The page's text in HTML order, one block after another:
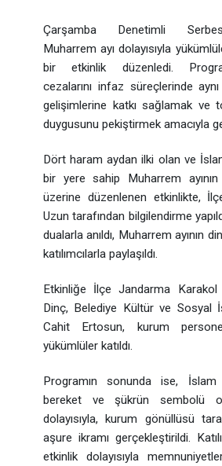
Çarşamba Denetimli
Muharrem ayı dolayısıyla
bir etkinlik düzenledi.
cezalarını infaz süreçlerinde
gelişimlerine katkı sağlamak ve
duygusunu pekiştirmek amacıyla
Dört haram aydan ilki olan ve
bir yere sahip Muharrem
üzerine düzenlenen etkinlikte,
Uzun tarafından bilgilendirme
dualarla anıldı, Muharrem ayının
katılımcılarla paylaşıldı.
Etkinliğe İlçe Jandarma
Dinç, Belediye Kültür ve Sosyal
Cahit Ertosun, kurum
yükümlüler katıldı.
Programın sonunda ise, İslam
bereket ve şükrün sembolü
dolayısıyla, kurum gönüllüsü
aşure ikramı gerçekleştirildi.
etkinlik dolayısıyla